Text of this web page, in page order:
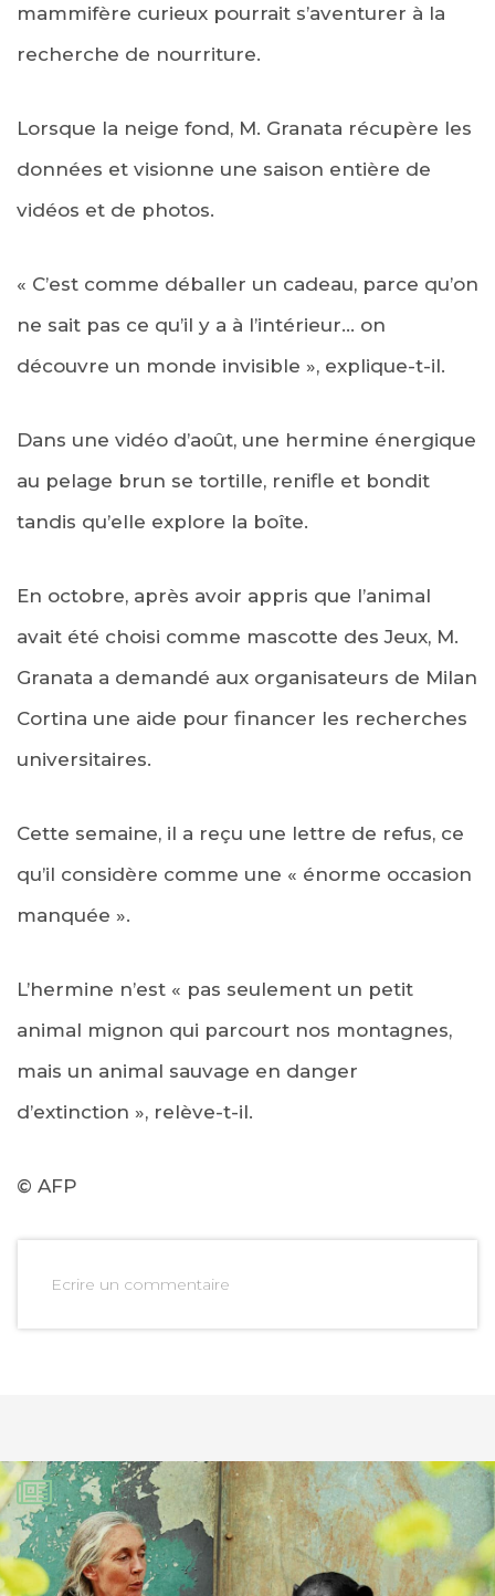
mammifère curieux pourrait s’aventurer à la
recherche de nourriture.
Lorsque la neige fond, M. Granata récupère les
données et visionne une saison entière de
vidéos et de photos.
« C’est comme déballer un cadeau, parce qu’on
ne sait pas ce qu’il y a à l’intérieur… on
découvre un monde invisible », explique-t-il.
Dans une vidéo d’août, une hermine énergique
au pelage brun se tortille, renifle et bondit
tandis qu’elle explore la boîte.
En octobre, après avoir appris que l’animal
avait été choisi comme mascotte des Jeux, M.
Granata a demandé aux organisateurs de Milan
Cortina une aide pour financer les recherches
universitaires.
Cette semaine, il a reçu une lettre de refus, ce
qu’il considère comme une « énorme occasion
manquée ».
L’hermine n’est « pas seulement un petit
animal mignon qui parcourt nos montagnes,
mais un animal sauvage en danger
d’extinction », relève-t-il.
© AFP
Ecrire un commentaire